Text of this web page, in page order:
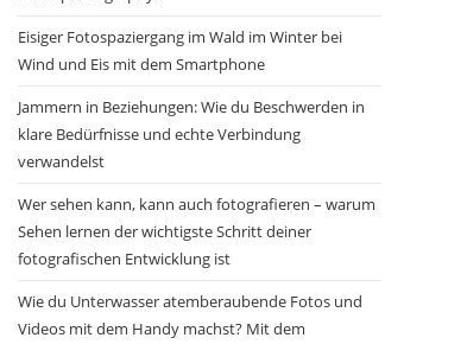
Eisiger Fotospaziergang im Wald im Winter bei
Wind und Eis mit dem Smartphone
Jammern in Beziehungen: Wie du Beschwerden in
klare Bedürfnisse und echte Verbindung
verwandelst
Wer sehen kann, kann auch fotografieren – warum
Sehen lernen der wichtigste Schritt deiner
fotografischen Entwicklung ist
Wie du Unterwasser atemberaubende Fotos und
Videos mit dem Handy machst? Mit dem